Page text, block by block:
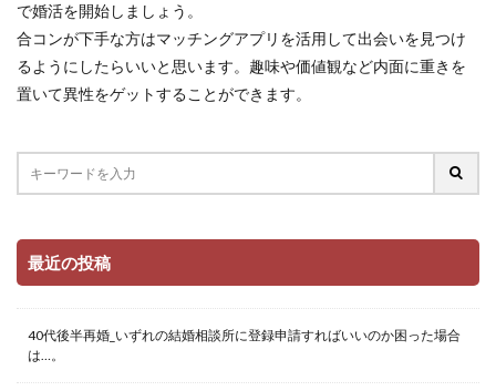
で婚活を開始しましょう。
合コンが下手な方はマッチングアプリを活用して出会いを見つけ
るようにしたらいいと思います。趣味や価値観など内面に重きを
置いて異性をゲットすることができます。
最近の投稿
40代後半再婚_いずれの結婚相談所に登録申請すればいいのか困った場合
は…。